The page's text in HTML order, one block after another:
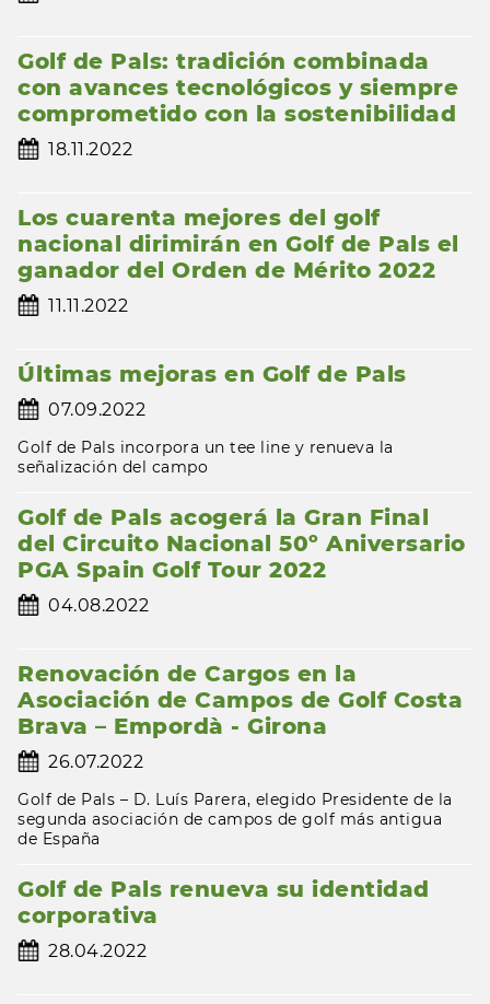
Golf de Pals: tradición combinada
con avances tecnológicos y siempre
comprometido con la sostenibilidad
18.11.2022
Los cuarenta mejores del golf
nacional dirimirán en Golf de Pals el
ganador del Orden de Mérito 2022
11.11.2022
Últimas mejoras en Golf de Pals
07.09.2022
Golf de Pals incorpora un tee line y renueva la
señalización del campo
Golf de Pals acogerá la Gran Final
del Circuito Nacional 50º Aniversario
PGA Spain Golf Tour 2022
04.08.2022
Renovación de Cargos en la
Asociación de Campos de Golf Costa
Brava – Empordà - Girona
26.07.2022
Golf de Pals – D. Luís Parera, elegido Presidente de la
segunda asociación de campos de golf más antigua
de España
Golf de Pals renueva su identidad
corporativa
28.04.2022